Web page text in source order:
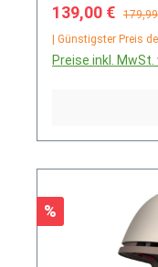
Verkaufspreis:
139,00 €
| Günstigster Preis
Preise inkl.
Rabatt
%